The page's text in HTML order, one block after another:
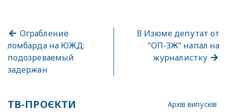
Ограбление
ломбарда на ЮЖД:
подозреваемый
задержан
В Изюме депутат от
“ОП-ЗЖ” напал на
журналистку
ТВ-ПРОЄКТИ Архів випусків